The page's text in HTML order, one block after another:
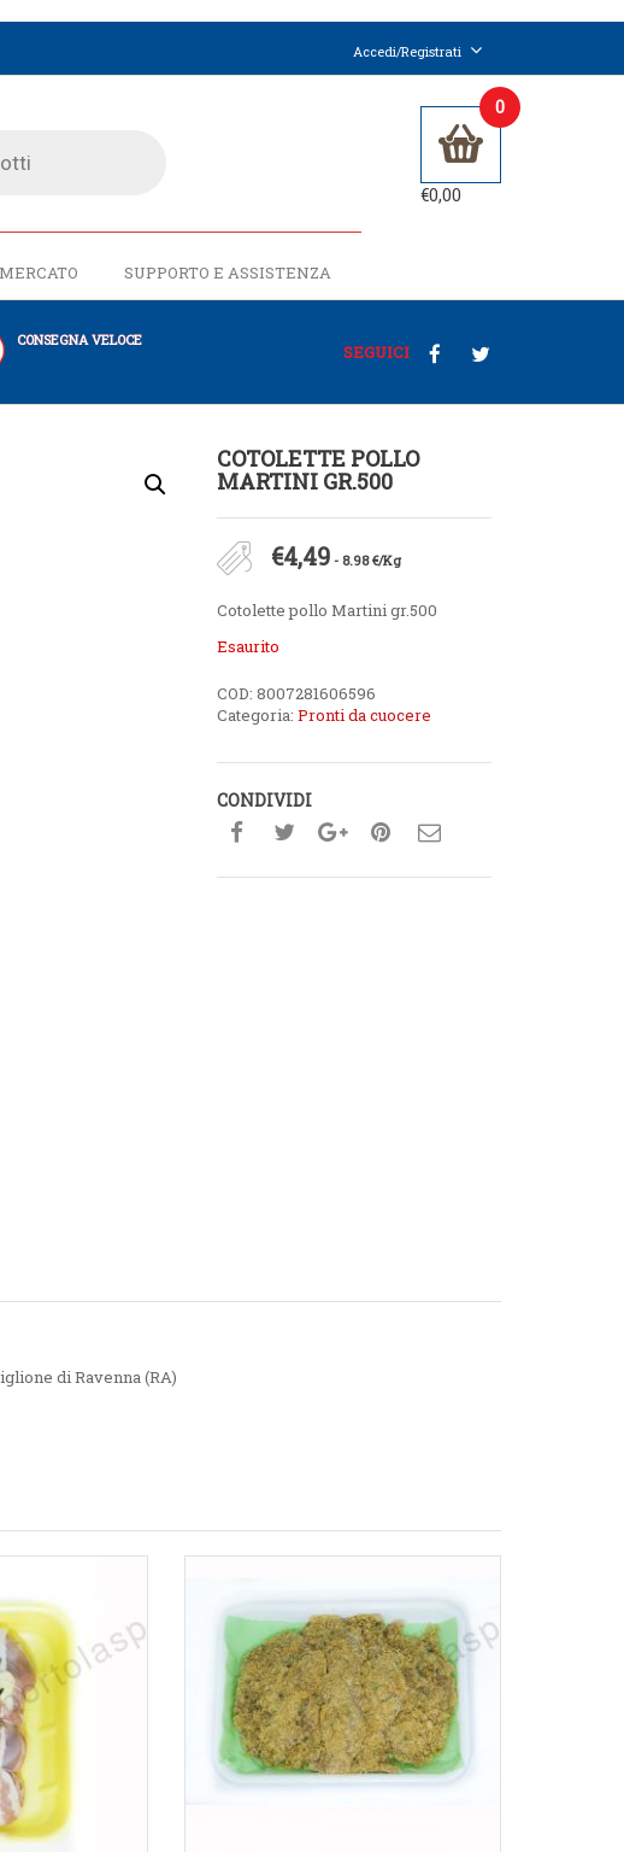
Accedi/Registrati
SUPPORTO E ASSISTENZA
0
€0,00
CONSEGNA VELOCE
SEGUICI
COTOLETTE POLLO
MARTINI GR.500
€4,49 - 8.98 €/Kg
Cotolette pollo Martini gr.500
Esaurito
COD:8007281606596
Categoria:Pronti da cuocere
CONDIVIDI
di Ravenna (RA)